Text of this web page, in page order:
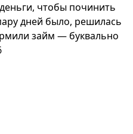
чтобы починить
дней было, решилась
займ — буквально